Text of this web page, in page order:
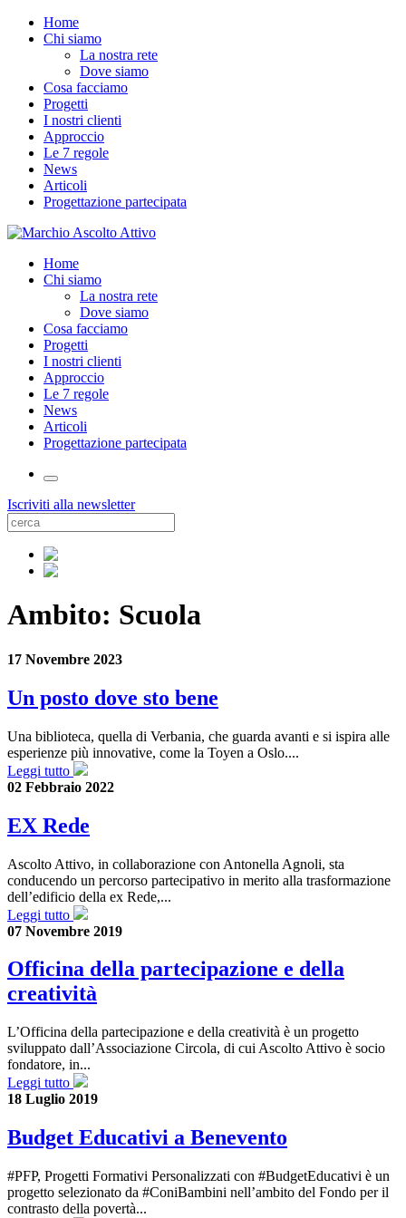
Home
Chi siamo
La nostra rete
Dove siamo
Cosa facciamo
Progetti
I nostri clienti
Approccio
Le 7 regole
News
Articoli
Progettazione partecipata
Home
Chi siamo
La nostra rete
Dove siamo
Cosa facciamo
Progetti
I nostri clienti
Approccio
Le 7 regole
News
Articoli
Progettazione partecipata
Iscriviti alla newsletter
Ambito: Scuola
17 Novembre 2023
Un posto dove sto bene
Una biblioteca, quella di Verbania, che guarda avanti e si ispira alle
esperienze più innovative, come la Toyen a Oslo....
Leggi tutto
02 Febbraio 2022
EX Rede
Ascolto Attivo, in collaborazione con Antonella Agnoli, sta
conducendo un percorso partecipativo in merito alla trasformazione
dell’edificio della ex Rede,...
Leggi tutto
07 Novembre 2019
Officina della partecipazione e della
creatività
L’Officina della partecipazione e della creatività è un progetto
sviluppato dall’Associazione Circola, di cui Ascolto Attivo è socio
fondatore, in...
Leggi tutto
18 Luglio 2019
Budget Educativi a Benevento
#PFP, Progetti Formativi Personalizzati con #BudgetEducativi è un
progetto selezionato da #ConiBambini nell’ambito del Fondo per il
contrasto della povertà...